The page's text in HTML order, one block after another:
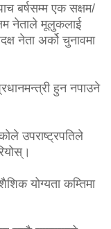
बर्षसम्म एक सक्षम/
नेताले मूलुकलाई
नेता अर्को चुनावमा
हुन नपाउने
उपराष्ट्रपतिले
योग्यता कम्तिमा